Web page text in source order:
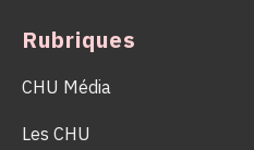
Rubriques
CHU Média
Les CHU